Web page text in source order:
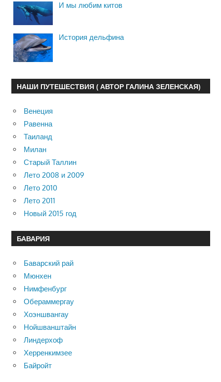
И мы любим китов
История дельфина
НАШИ ПУТЕШЕСТВИЯ ( АВТОР ГАЛИНА ЗЕЛЕНСКАЯ)
Венеция
Равенна
Таиланд
Милан
Старый Таллин
Лето 2008 и 2009
Лето 2010
Лето 2011
Новый 2015 год
БАВАРИЯ
Баварский рай
Мюнхен
Нимфенбург
Обераммергау
Хоэншвангау
Нойшванштайн
Линдерхоф
Херренкимзее
Байройт